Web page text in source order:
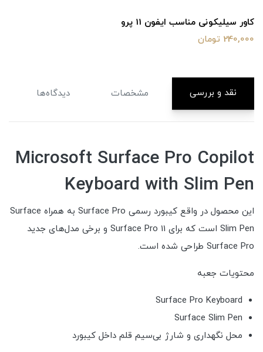
کاور سیلیکونی مناسب ایفون 11 پرو
240,000 تومان
نقد و بررسی مشخصات دیدگاه‌ها
Microsoft Surface Pro Copilot
Keyboard with Slim Pen
این محصول در واقع کیبورد رسمی Surface Pro به همراه Surface
Slim Pen است که برای Surface Pro 11 و برخی مدل‌های جدید
Surface Pro طراحی شده است.
محتویات جعبه
Surface Pro Keyboard
Surface Slim Pen
محل نگهداری و شارژ بی‌سیم قلم داخل کیبورد